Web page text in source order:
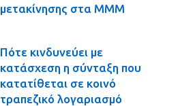
μετακίνησης στα ΜΜΜ
Πότε κινδυνεύει με
κατάσχεση η σύνταξη που
κατατίθεται σε κοινό
τραπεζικό λογαριασμό